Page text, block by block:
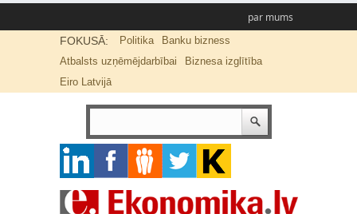
par mums
FOKUSĀ: Politika
Banku bizness
Atbalsts uzņēmējdarbībai
Biznesa izglītība
Eiro Latvijā